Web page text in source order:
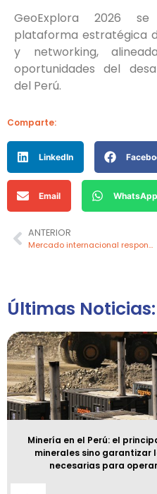
GeoExplora 2026
plataforma estratégica
y networking,
oportunidades del
del Perú.
Comparte:
LinkedIn
Email WhatsApp
ANTERIOR
Mercado internacional responde positivamente a medidas para Petroperú
Últimas Noticias:
Minería en el Perú: el
minerales sino
necesarias para